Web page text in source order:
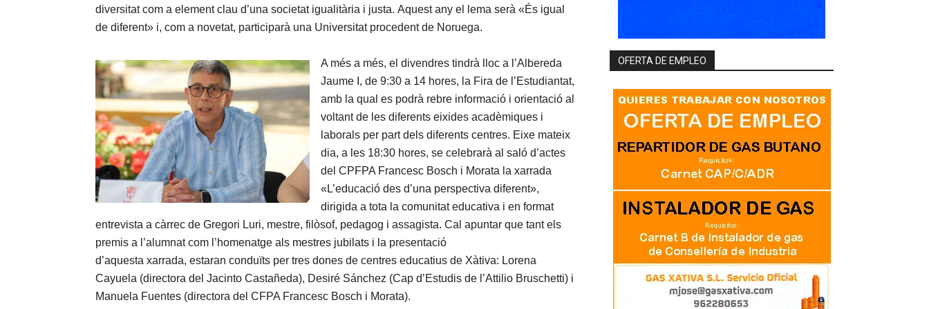
diversitat com a element clau d’una societat igualitària i justa. Aquest any el lema serà «És igual
de diferent» i, com a novetat, participarà una Universitat procedent de Noruega.
A més a més, el divendres tindrà lloc a l’Albereda
Jaume I, de 9:30 a 14 hores, la Fira de l’Estudiantat,
amb la qual es podrà rebre informació i orientació al
voltant de les diferents eixides acadèmiques i
laborals per part dels diferents centres. Eixe mateix
dia, a les 18:30 hores, se celebrarà al saló d’actes
del CPFPA Francesc Bosch i Morata la xarrada
«L’educació des d’una perspectiva diferent»,
dirigida a tota la comunitat educativa i en format
entrevista a càrrec de Gregori Luri, mestre, filòsof, pedagog i assagista. Cal apuntar que tant els
premis a l’alumnat com l’homenatge als mestres jubilats i la presentació
d’aquesta xarrada, estaran conduïts per tres dones de centres educatius de Xàtiva: Lorena
Cayuela (directora del Jacinto Castañeda), Desiré Sánchez (Cap d’Estudis de l’Attilio Bruschetti) i
Manuela Fuentes (directora del CFPA Francesc Bosch i Morata).
OFERTA DE EMPLEO